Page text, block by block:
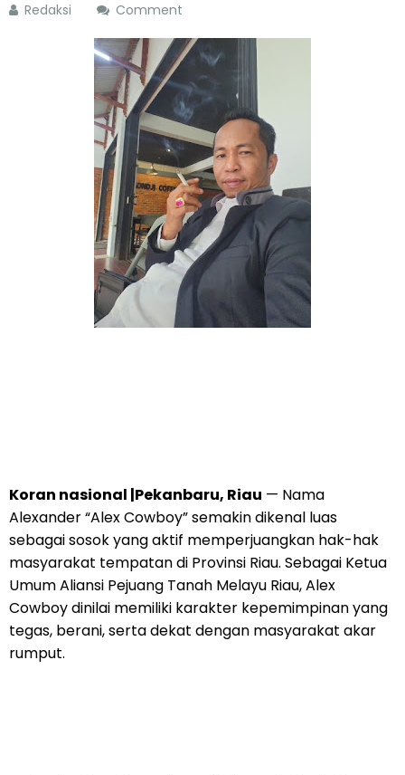
Redaksi Comment
Koran nasional |Pekanbaru, Riau — Nama
Alexander “Alex Cowboy” semakin dikenal luas
sebagai sosok yang aktif memperjuangkan hak-hak
masyarakat tempatan di Provinsi Riau. Sebagai Ketua
Umum Aliansi Pejuang Tanah Melayu Riau, Alex
Cowboy dinilai memiliki karakter kepemimpinan yang
tegas, berani, serta dekat dengan masyarakat akar
rumput.